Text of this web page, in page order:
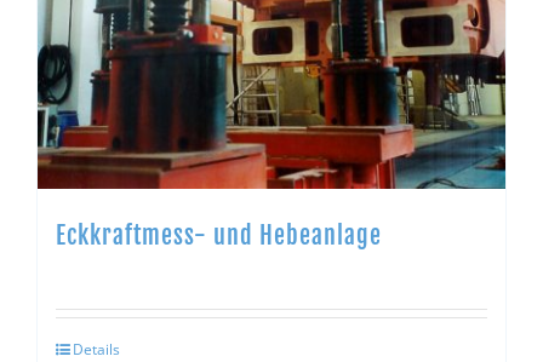
Eckkraftmess- und Hebeanlage
Details